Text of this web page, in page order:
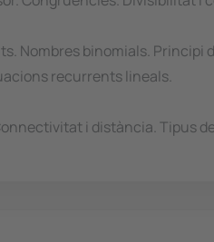
Nombres binomials. Principi
recurrents lineals.
i distància. Tipus